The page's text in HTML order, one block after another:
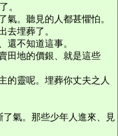
。
氣。聽見的人都甚懼怕。
去埋葬了。
還不知道這事。
田地的價銀、就是這些
的靈呢。埋葬你丈夫之人
氣。那些少年人進來、見